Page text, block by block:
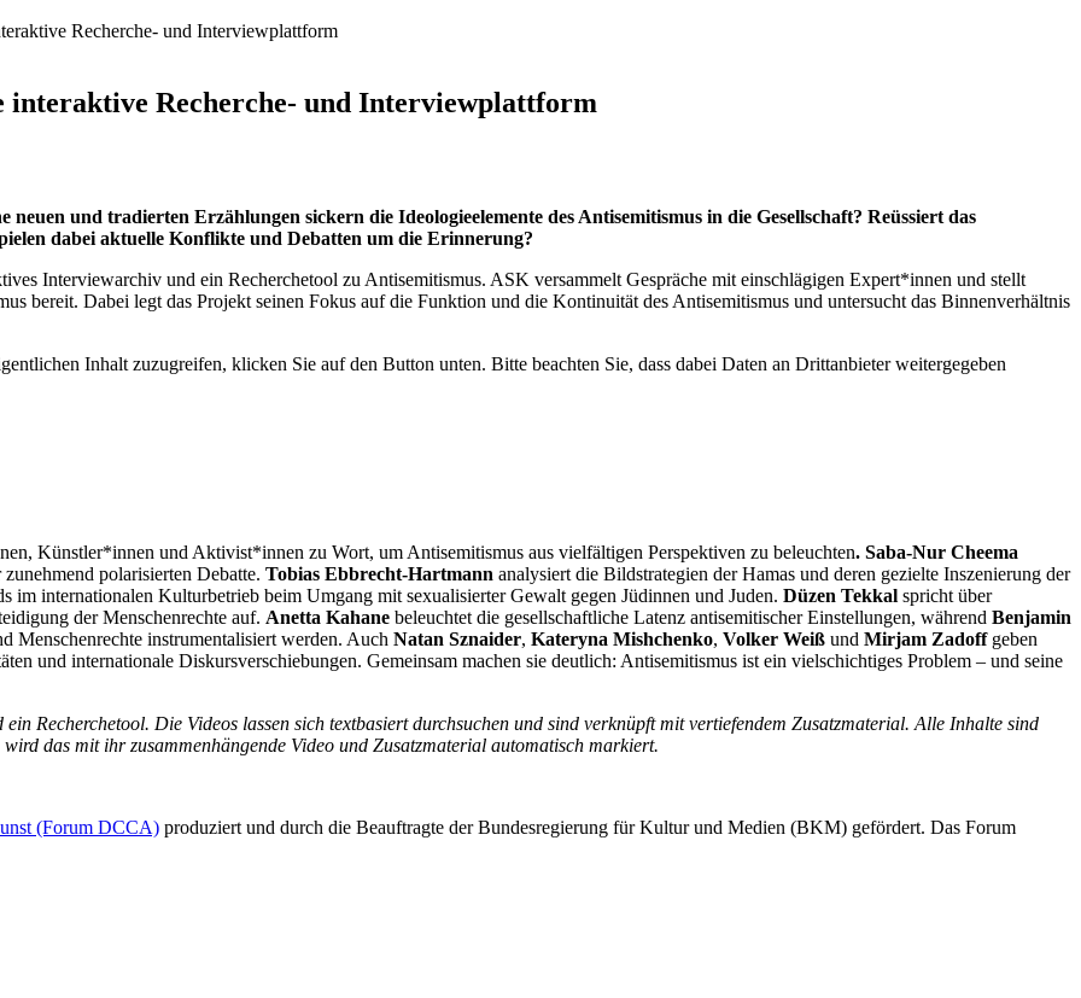
Recherche- und Interviewplattform
Recherche- und Interviewplattform
und tradierten Erzählungen sickern die Ideologieelemente des Antisemitismus in die Gesellschaft? Reüssiert das
dabei aktuelle Konflikte und Debatten um die Erinnerung?
Interviewarchiv und ein Recherchetool zu Antisemitismus. ASK versammelt Gespräche mit einschlägigen Expert*innen und stellt
bereit. Dabei legt das Projekt seinen Fokus auf die Funktion und die Kontinuität des Antisemitismus und untersucht das Binnenverhältnis
Inhalt zuzugreifen, klicken Sie auf den Button unten. Bitte beachten Sie, dass dabei Daten an Drittanbieter weitergegeben
Künstler*innen und Aktivist*innen zu Wort, um Antisemitismus aus vielfältigen Perspektiven zu beleuchten. Saba-Nur Cheema
polarisierten Debatte. Tobias Ebbrecht-Hartmann analysiert die Bildstrategien der Hamas und deren gezielte Inszenierung der
im internationalen Kulturbetrieb beim Umgang mit sexualisierter Gewalt gegen Jüdinnen und Juden. Düzen Tekkal spricht über
der Menschenrechte auf. Anetta Kahane beleuchtet die gesellschaftliche Latenz antisemitischer Einstellungen, während Benjamin
Menschenrechte instrumentalisiert werden. Auch Natan Sznaider, Kateryna Mishchenko, Volker Weiß und Mirjam Zadoffgeben
und internationale Diskursverschiebungen. Gemeinsam machen sie deutlich: Antisemitismus ist ein vielschichtiges Problem – und seine
Recherchetool. Die Videos lassen sich textbasiert durchsuchen und sind verknüpft mit vertiefendem Zusatzmaterial. Alle Inhalte sind
das mit ihr zusammenhängende Video und Zusatzmaterial automatisch markiert.
(Forum DCCA) produziert und durch die Beauftragte der Bundesregierung für Kultur und Medien (BKM) gefördert. Das Forum